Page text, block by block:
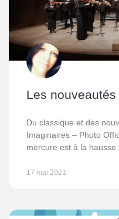
Les
Du classique et des
Imaginaires – Photo
mercure est à la
17 mai 2021